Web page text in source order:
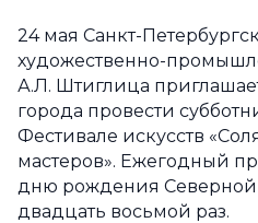
24 мая Санкт-
художественно-
А.Л. Штиглица
города провести
Фестивале искусств
мастеров». Ежегодный
дню рождения Северной
двадцать восьмой раз.